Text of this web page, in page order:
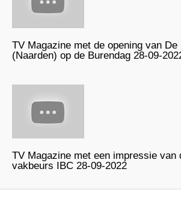
TV Magazine met de opening van De
(Naarden) op de Burendag 28-09-
TV Magazine met een impressie van
vakbeurs IBC 28-09-2022